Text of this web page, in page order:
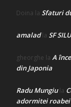
Doina la Sfaturi
amaladla SF
gheorghe la A
din Japonia
Radu Mungiula
adormitei